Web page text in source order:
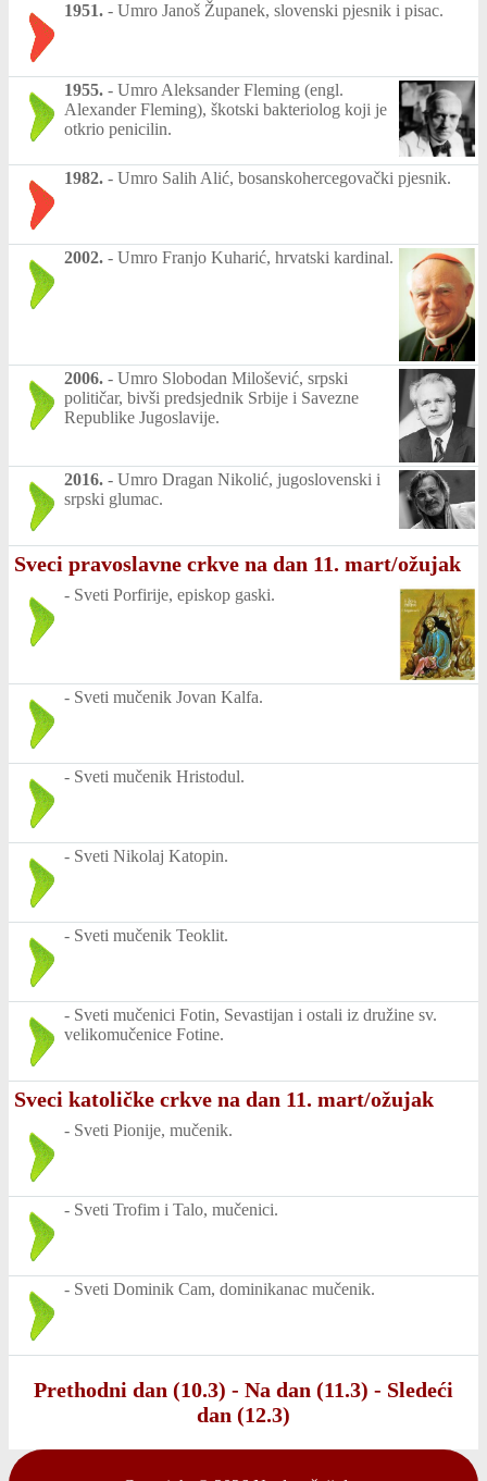
1951. - Umro Janoš Županek, slovenski pjesnik i pisac.
1955. - Umro Aleksander Fleming (engl.
Alexander Fleming), škotski bakteriolog koji je
otkrio penicilin.
1982. - Umro Salih Alić, bosanskohercegovački pjesnik.
2002. - Umro Franjo Kuharić, hrvatski kardinal.
2006. - Umro Slobodan Milošević, srpski
političar, bivši predsjednik Srbije i Savezne
Republike Jugoslavije.
2016. - Umro Dragan Nikolić, jugoslovenski i
srpski glumac.
Sveci pravoslavne crkve na dan 11. mart/ožujak
- Sveti Porfirije, episkop gaski.
- Sveti mučenik Jovan Kalfa.
- Sveti mučenik Hristodul.
- Sveti Nikolaj Katopin.
- Sveti mučenik Teoklit.
- Sveti mučenici Fotin, Sevastijan i ostali iz družine sv.
velikomučenice Fotine.
Sveci katoličke crkve na dan 11. mart/ožujak
- Sveti Pionije, mučenik.
- Sveti Trofim i Talo, mučenici.
- Sveti Dominik Cam, dominikanac mučenik.
Prethodni dan (10.3) - Na dan (11.3) - Sledeći
dan (12.3)